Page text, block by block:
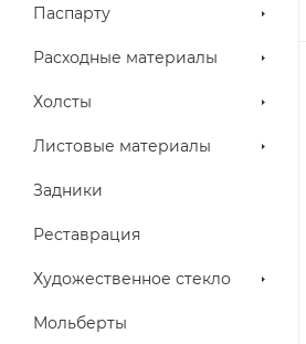
Паспарту
Расходные материалы
Холсты
Листовые материалы
Задники
Реставрация
Художественное стекло
Мольберты